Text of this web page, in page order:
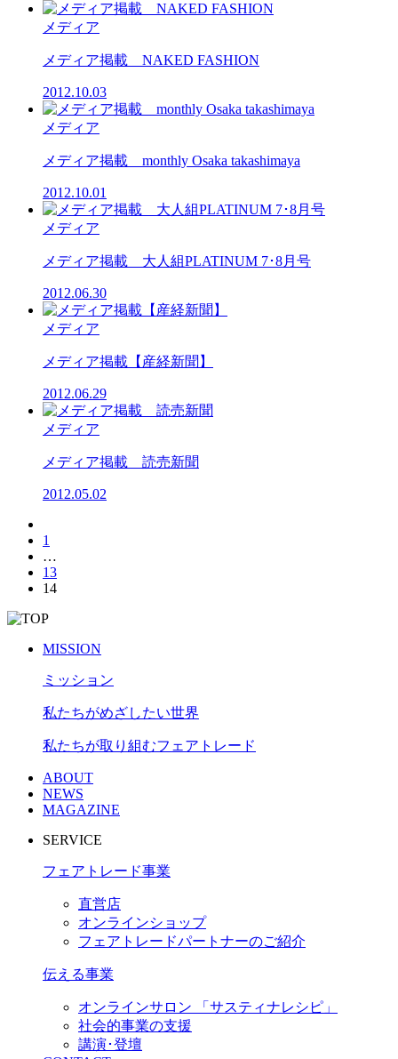
メディア
メディア掲載 NAKED FASHION
2012.10.03
メディア
メディア掲載 monthly Osaka takashimaya
2012.10.01
メディア
メディア掲載 大人組PLATINUM 7･8月号
2012.06.30
メディア
メディア掲載【産経新聞】
2012.06.29
メディア
メディア掲載 読売新聞
2012.05.02
ペ
1
…
13
14
MISSION
ミッション
私たちがめざしたい世界
私たちが取り組むフェアトレード
ABOUT
NEWS
MAGAZINE
SERVICE
フェアトレード事業
直営店
オンラインショップ
フェアトレードパートナーのご紹介
伝える事業
オンラインサロン 「サスティナレシピ」
社会的事業の支援
講演･登壇